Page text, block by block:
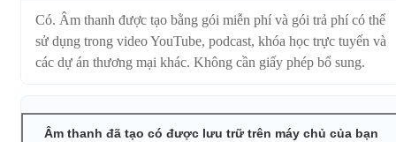
Có. Âm thanh được tạo bằng gói miễn phí và gói trả phí có thể
sử dụng trong video YouTube, podcast, khóa học trực tuyến và
các dự án thương mại khác. Không cần giấy phép bổ sung.
Âm thanh đã tạo có được lưu trữ trên máy chủ của bạn